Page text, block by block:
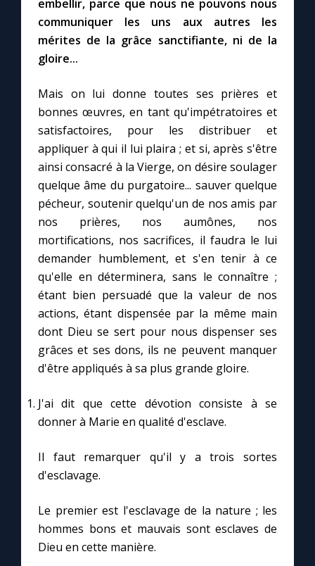
embellir, parce que nous ne pouvons nous
communiquer les uns aux autres les
mérites de la grâce sanctifiante, ni de la
gloire...
Mais on lui donne toutes ses prières et
bonnes œuvres, en tant qu'impétratoires et
satisfactoires, pour les distribuer et
appliquer à qui il lui plaira ; et si, après s'être
ainsi consacré à la Vierge, on désire soulager
quelque âme du purgatoire... sauver quelque
pécheur, soutenir quelqu'un de nos amis par
nos prières, nos aumônes, nos
mortifications, nos sacrifices, il faudra le lui
demander humblement, et s'en tenir à ce
qu'elle en déterminera, sans le connaître ;
étant bien persuadé que la valeur de nos
actions, étant dispensée par la même main
dont Dieu se sert pour nous dispenser ses
grâces et ses dons, ils ne peuvent manquer
d'être appliqués à sa plus grande gloire.
J'ai dit que cette dévotion consiste à se
donner à Marie en qualité d'esclave.
Il faut remarquer qu'il y a trois sortes
d'esclavage.
Le premier est l'esclavage de la nature ; les
hommes bons et mauvais sont esclaves de
Dieu en cette manière.